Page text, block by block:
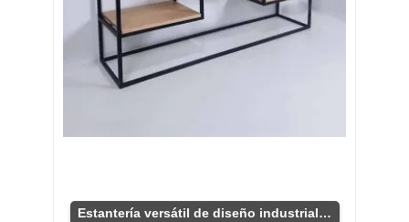
Estantería versátil de diseño industrial moderno